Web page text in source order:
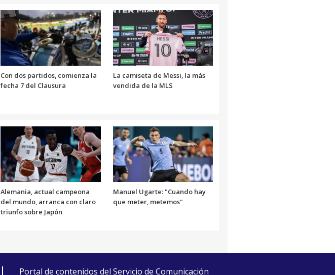
Con dos partidos, comienza la
fecha 7 del Clausura
La camiseta de Messi, la más
vendida de la MLS
Alemania, actual campeona
del mundo, arranca con claro
triunfo sobre Japón
Manuel Ugarte: "Cuando hay
que meter, metemos"
Portal de contenidos del Servicio de Comunicación